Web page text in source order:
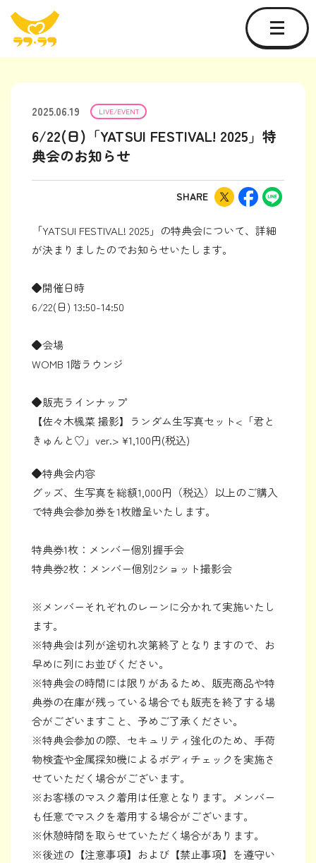
2025.06.19 LIVE/EVENT
6/22(日)「YATSUI FESTIVAL! 2025」特
典会のお知らせ
SHARE
「YATSUI FESTIVAL! 2025」の特典会について、詳細
が決まりましたのでお知らせいたします。
◆開催日時
6/22(日) 13:50-14:50
◆会場
WOMB 1階ラウンジ
◆販売ラインナップ
【佐々木楓菜 撮影】ランダム生写真セット<「君と
きゅんと♡」ver.> ¥1,100円(税込)
◆特典会内容
グッズ、生写真を総額1,000円（税込）以上のご購入
で特典会参加券を1枚贈呈いたします。
特典券1枚：メンバー個別握手会
特典券2枚：メンバー個別2ショット撮影会
※メンバーそれぞれのレーンに分かれて実施いたし
ます。
※特典会は列が途切れ次第終了となりますので、お
早めに列にお並びください。
※特典会の時間には限りがあるため、販売商品や特
典券の在庫が残っている場合でも販売を終了する場
合がございますこと、予めご了承ください。
※特典会参加の際、セキュリティ強化のため、手荷
物検査や金属探知機によるボディチェックを実施さ
せていただく場合がございます。
※お客様のマスク着用は任意となります。メンバー
も任意でマスクを着用する場合がございます。
※休憩時間を取らせていただく場合があります。
※後述の【注意事項】および【禁止事項】を遵守い